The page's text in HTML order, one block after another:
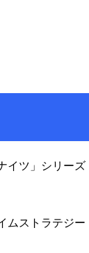
イツ」シリーズ
ムストラテジー